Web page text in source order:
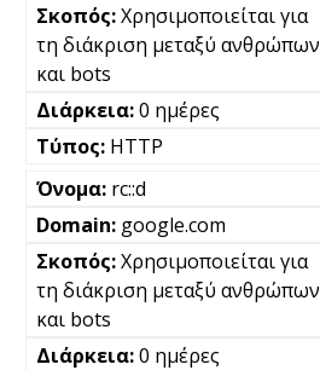
Χρησιμοποιείται για
τη διάκριση μεταξύ ανθρώπων
και bots
0 ημέρες
HTTP
rc::d
google.com
Χρησιμοποιείται για
τη διάκριση μεταξύ ανθρώπων
και bots
0 ημέρες